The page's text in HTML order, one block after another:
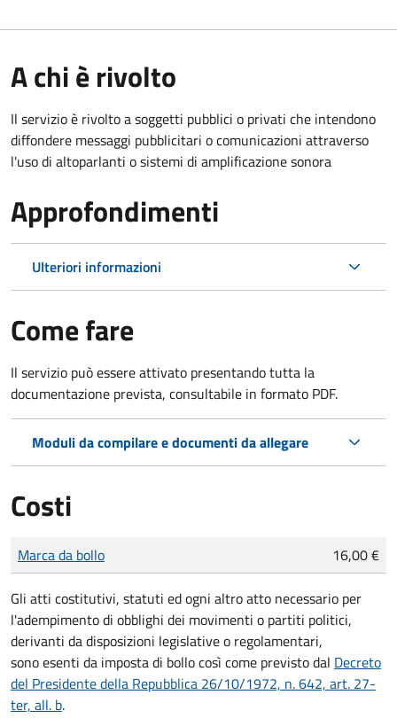
A chi è rivolto
Il servizio è rivolto a soggetti pubblici o privati che intendono
diffondere messaggi pubblicitari o comunicazioni attraverso
l'uso di altoparlanti o sistemi di amplificazione sonora
Approfondimenti
Ulteriori informazioni
Come fare
Il servizio può essere attivato presentando tutta la
documentazione prevista, consultabile in formato PDF.
Moduli da compilare e documenti da allegare
Costi
Tipo di pagamento
Importo
Marca da bollo 16,00 €
Gli atti costitutivi, statuti ed ogni altro atto necessario per
l'adempimento di obblighi dei movimenti o partiti politici,
derivanti da disposizioni legislative o regolamentari,
sonoesenti da imposta di bollocosì come previsto dal Decreto
del Presidente della Repubblica 26/10/1972, n. 642, art. 27-
ter, all. b.